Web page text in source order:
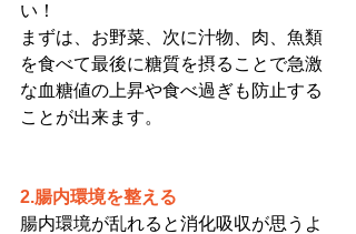
い！
まずは、お野菜、次に汁物、肉、魚類
を食べて最後に糖質を摂ることで急激
な血糖値の上昇や食べ過ぎも防止する
ことが出来ます。
2.腸内環境を整える
腸内環境が乱れると消化吸収が思うよ